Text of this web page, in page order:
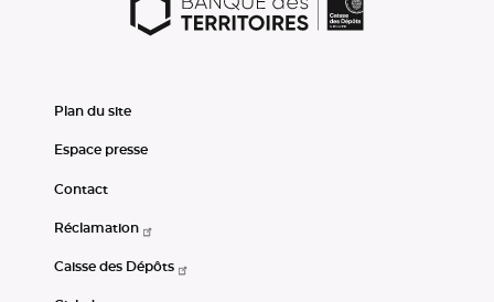
Plan du site
Espace presse
Contact
Réclamation
Caisse des Dépôts